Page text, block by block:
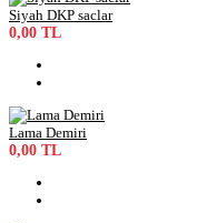
Siyah DKP saclar
0,00 TL
Lama Demiri
0,00 TL